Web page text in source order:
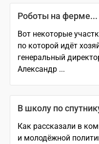
Роботы на ферме...
Вот некоторые
по которой идёт
генеральный
Александр ...
В школу по
Как рассказали в
и молодёжной